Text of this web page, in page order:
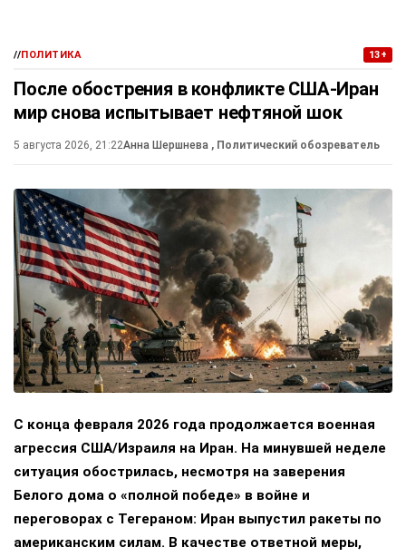
//ПОЛИТИКА 13+
После обострения в конфликте США-Иран
мир снова испытывает нефтяной шок
5 августа 2026, 21:22Анна Шершнева , Политический обозреватель
С конца февраля 2026 года продолжается военная
агрессия США/Израиля на Иран. На минувшей неделе
ситуация обострилась, несмотря на заверения
Белого дома о «полной победе» в войне и
переговорах с Тегераном: Иран выпустил ракеты по
американским силам. В качестве ответной меры,